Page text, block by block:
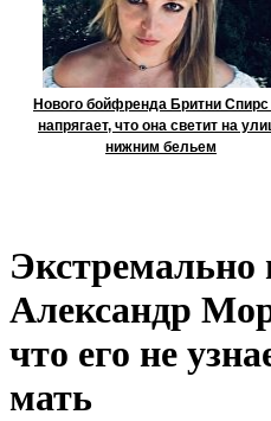
Нового бойфренда Бритни Спирс
напрягает, что она светит на
нижним бельем
Экстремально
Александр
что его не
мать